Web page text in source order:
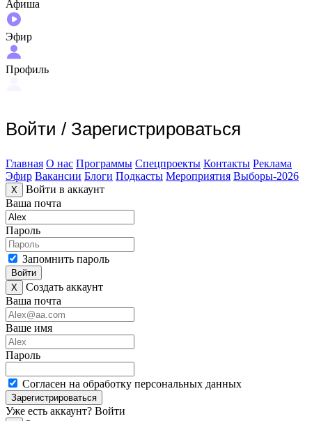
Афиша
Эфир
Профиль
Войти / Зарегистрироваться
Главная О нас Программы Спецпроекты Контакты Реклама
Эфир Вакансии Блоги Подкасты Мероприятия Выборы-2026
X
Войти в аккаунт
Ваша почта
Пароль
Запомнить пароль
Войти
X
Создать аккаунт
Ваша почта
Ваше имя
Пароль
Согласен на обработку персональных данных
Зарегистрироваться
Уже есть аккаунт? Войти